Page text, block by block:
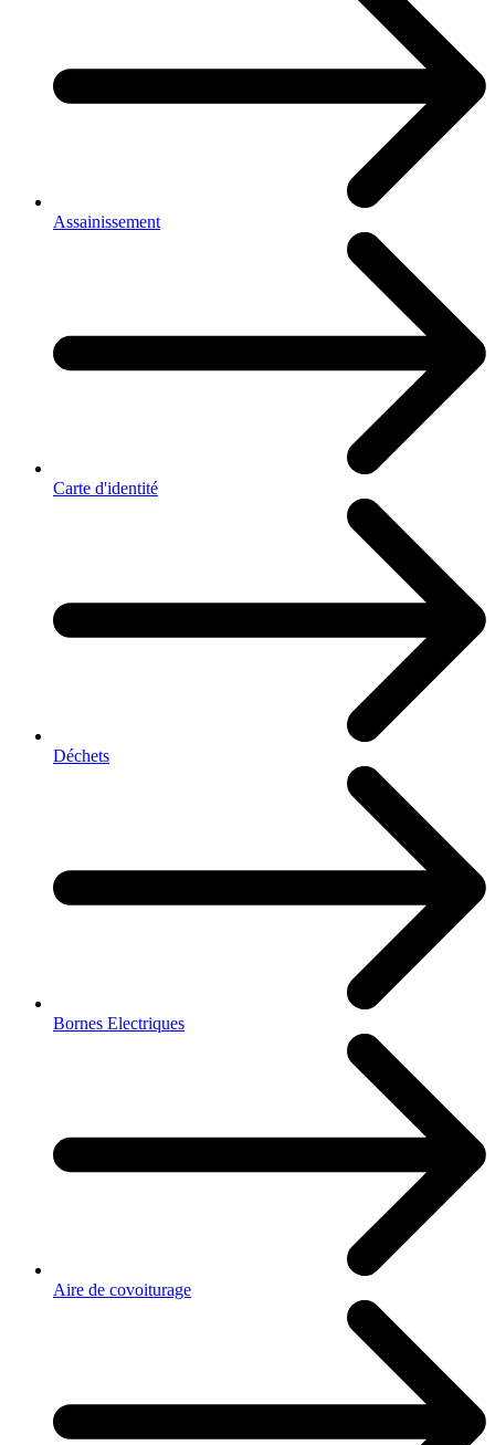
Assainissement
Carte d'identité
Déchets
Bornes Electriques
Aire de covoiturage